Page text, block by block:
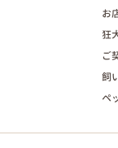
お
狂
ご
飼
ペ